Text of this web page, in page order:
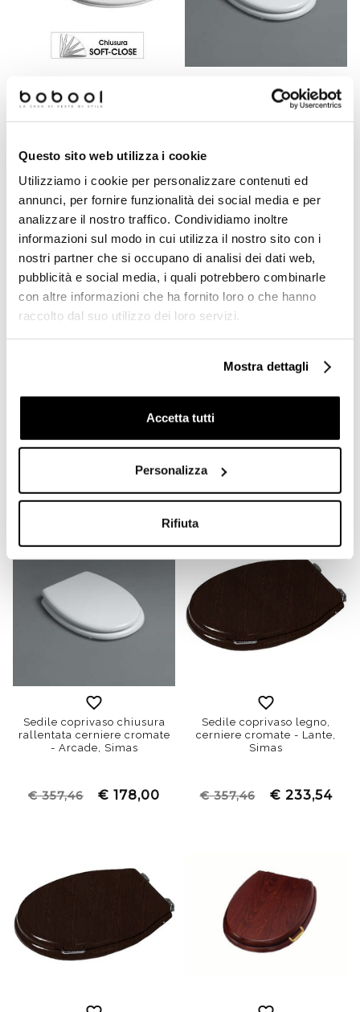
Questo sito web utilizza i cookie
Utilizziamo i cookie per personalizzare contenuti ed
annunci, per fornire funzionalità dei social media e per
analizzare il nostro traffico. Condividiamo inoltre
informazioni sul modo in cui utilizza il nostro sito con i
nostri partner che si occupano di analisi dei dati web,
pubblicità e social media, i quali potrebbero combinarle
con altre informazioni che ha fornito loro o che hanno
raccolto dal suo utilizzo dei loro servizi.
Mostra dettagli
Accetta tutti
Personalizza
Rifiuta
Sedile coprivaso bianco con
€ 267,18 € 140,00
Sanitari Arcade Sedile
€ 186,66 € 94,90
termoindurente con
cerniere rallentate
Evolution Simas Evo004
Sedile coprivaso a chiusura
rallentata bianco opaco -
Baden Baden, Simas
Sedile coprivaso chiusura
rallentata cerniere cromate
- Arcade, Simas
€ 357,46 € 178,00
Sedile coprivaso legno,
cerniere cromate - Lante,
Simas
€ 357,46 € 233,54